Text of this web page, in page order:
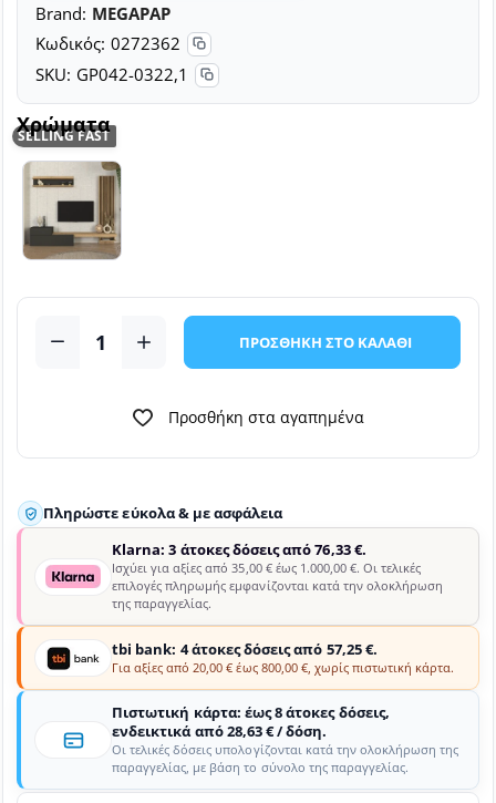
SELLING FAST
Brand: MEGAPAP
Κωδικός: 0272362
SKU: GP042-0322,1
Χρώματα
ΠΡΟΣΘΗΚΗ ΣΤΟ ΚΑΛΑΘΙ
Προσθήκη στα αγαπημένα
Πληρώστε εύκολα & με ασφάλεια
Klarna: 3 άτοκες δόσεις από 76,33 €.
Ισχύει για αξίες από 35,00 € έως 1.000,00 €. Οι τελικές
επιλογές πληρωμής εμφανίζονται κατά την ολοκλήρωση
της παραγγελίας.
tbi bank: 4 άτοκες δόσεις από 57,25 €.
Για αξίες από 20,00 € έως 800,00 €, χωρίς πιστωτική κάρτα.
Πιστωτική κάρτα: έως 8 άτοκες δόσεις,
ενδεικτικά από 28,63 € / δόση.
Οι τελικές δόσεις υπολογίζονται κατά την ολοκλήρωση της
παραγγελίας, με βάση το σύνολο της παραγγελίας.